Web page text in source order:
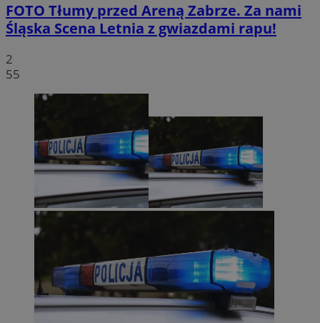
FOTO Tłumy przed Areną Zabrze. Za nami
Śląska Scena Letnia z gwiazdami rapu!
2
55